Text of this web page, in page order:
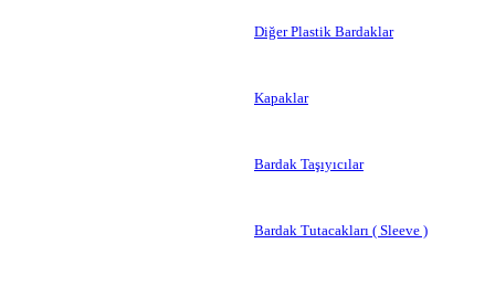
Diğer Plastik Bardaklar
Kapaklar
Bardak Taşıyıcılar
Bardak Tutacakları ( Sleeve )